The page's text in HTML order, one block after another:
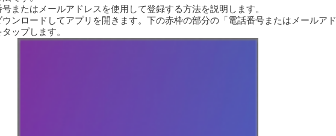
またはメールアドレスを使用して登録する方法を説明します。
ウンロードしてアプリを開きます。下の赤枠の部分の「電話番号またはメールアド
ップします。